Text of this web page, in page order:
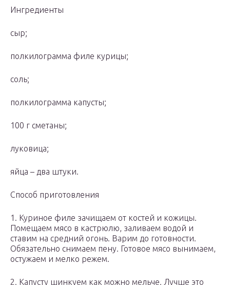
Ингредиенты
сыр;
полкилограмма филе курицы;
соль;
полкилограмма капусты;
100 г сметаны;
луковица;
яйца – два штуки.
Способ приготовления
1. Куриное филе зачищаем от костей и кожицы.
Помещаем мясо в кастрюлю, заливаем водой и
ставим на средний огонь. Варим до готовности.
Обязательно снимаем пену. Готовое мясо вынимаем,
остужаем и мелко режем.
2. Капусту шинкуем как можно мельче. Лучше это